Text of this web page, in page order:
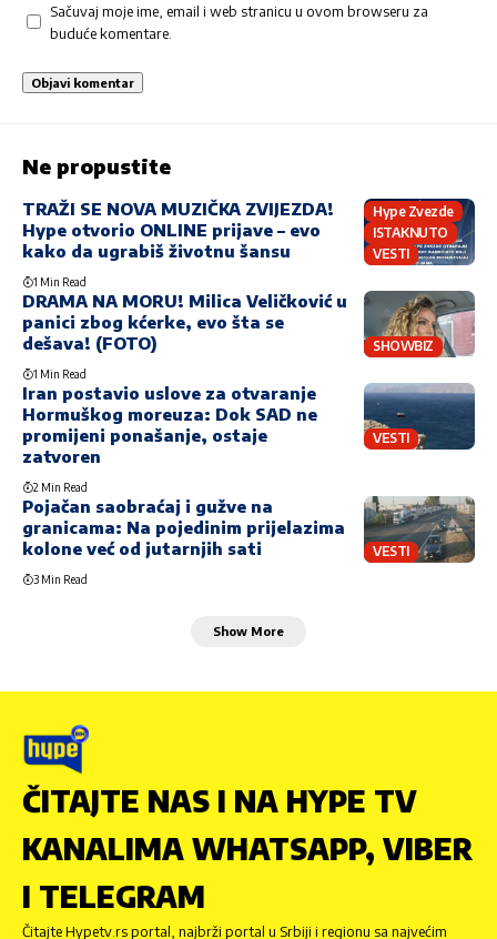
Sačuvaj moje ime, email i web stranicu u ovom browseru za
buduće komentare.
Ne propustite
Hype Zvezde
ISTAKNUTO
VESTI
TRAŽI SE NOVA MUZIČKA ZVIJEZDA!
Hype otvorio ONLINE prijave – evo
kako da ugrabiš životnu šansu
1 Min Read
SHOWBIZ
DRAMA NA MORU! Milica Veličković u
panici zbog kćerke, evo šta se
dešava! (FOTO)
1 Min Read
VESTI
Iran postavio uslove za otvaranje
Hormuškog moreuza: Dok SAD ne
promijeni ponašanje, ostaje
zatvoren
2 Min Read
VESTI
Pojačan saobraćaj i gužve na
granicama: Na pojedinim prijelazima
kolone već od jutarnjih sati
3 Min Read
Show More
ČITAJTE NAS I NA HYPE TV
KANALIMA WHATSAPP, VIBER
I TELEGRAM
Čitajte Hypetv.rs portal, najbrži portal u Srbiji i regionu sa najvećim